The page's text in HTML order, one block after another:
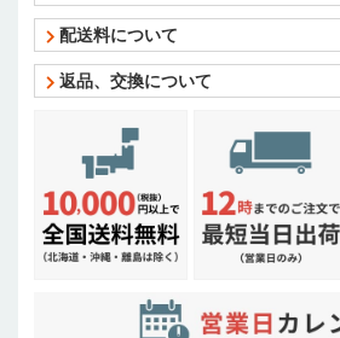
配送料について
返品、交換について